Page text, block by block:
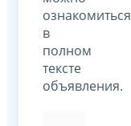
ознакомиться
в
полном
тексте
объявления.